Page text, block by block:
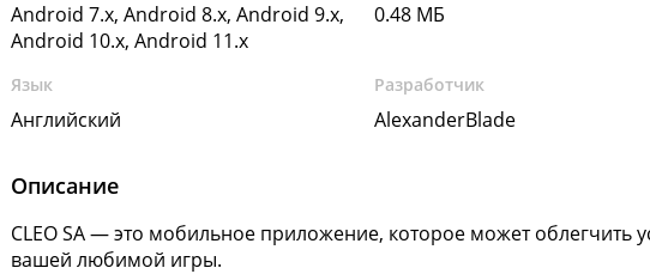
Android 7.x, Android 8.x, Android 9.x,
Android 10.x, Android 11.x
0.48 МБ
Язык
Английский
Разработчик
AlexanderBlade
Описание
CLEO SA — это мобильное приложение, которое может облегчить
вашей любимой игры.